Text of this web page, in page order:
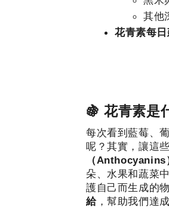
其他
花青素每
🍇 花青素是
每次看到藍莓、
呢？其實，讓這
（Anthocyanins
朵、水果和蔬菜
護自己而生成的
給，幫助我們達